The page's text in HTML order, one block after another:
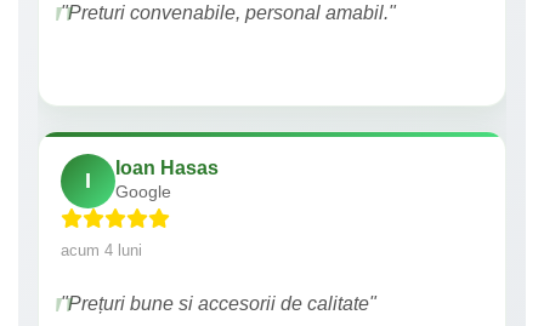
"Preturi convenabile, personal amabil."
I
Ioan Hasas
Google
acum 4 luni
"Prețuri bune si accesorii de calitate"